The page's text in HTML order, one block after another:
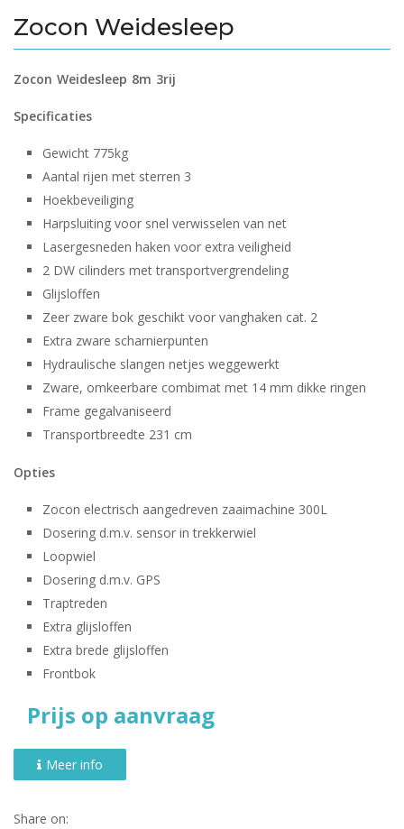
Zocon Weidesleep
Zocon Weidesleep 8m 3rij
Specificaties
Gewicht 775kg
Aantal rijen met sterren 3
Hoekbeveiliging
Harpsluiting voor snel verwisselen van net
Lasergesneden haken voor extra veiligheid
2 DW cilinders met transportvergrendeling
Glijsloffen
Zeer zware bok geschikt voor vanghaken cat. 2
Extra zware scharnierpunten
Hydraulische slangen netjes weggewerkt
Zware, omkeerbare combimat met 14 mm dikke ringen
Frame gegalvaniseerd
Transportbreedte 231 cm
Opties
Zocon electrisch aangedreven zaaimachine 300L
Dosering d.m.v. sensor in trekkerwiel
Loopwiel
Dosering d.m.v. GPS
Traptreden
Extra glijsloffen
Extra brede glijsloffen
Frontbok
Prijs op aanvraag
Meer info
Share on: